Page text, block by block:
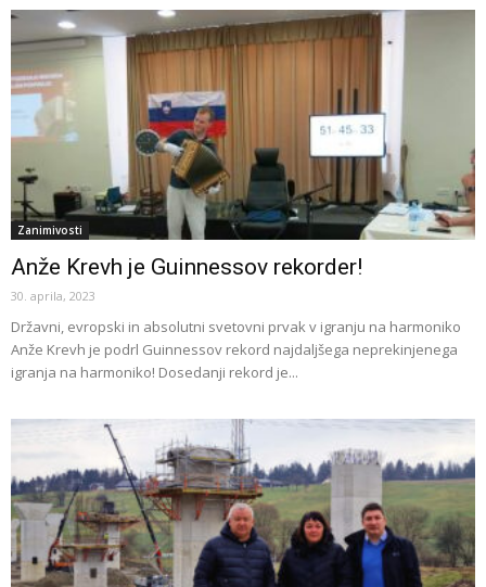
Zanimivosti
Anže Krevh je Guinnessov rekorder!
30. aprila, 2023
Državni, evropski in absolutni svetovni prvak v igranju na harmoniko
Anže Krevh je podrl Guinnessov rekord najdaljšega neprekinjenega
igranja na harmoniko! Dosedanji rekord je...